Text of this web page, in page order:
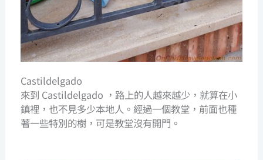
Castildelgado
來到 Castildelgado ，路上的人越來越少，就算在小
鎮裡，也不見多少本地人。經過一個教堂，前面也種
著一些特別的樹，可是教堂沒有開門。